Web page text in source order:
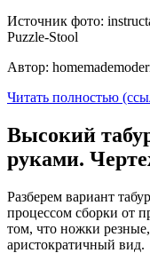
Источник фото:
Puzzle-Stool
Автор:
Читать полностью
Высокий
руками.
Разберем вариант
процессом сборки от
том, что ножки
аристократичный вид.